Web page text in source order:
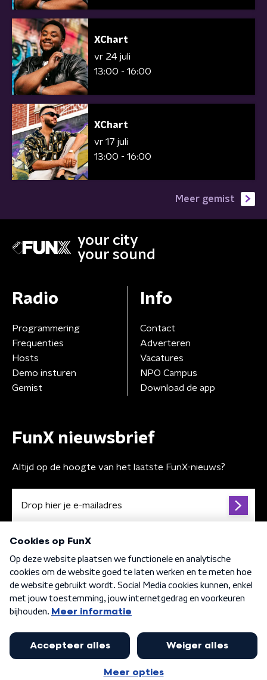
XChart
vr 24 juli
13:00 - 16:00
XChart
vr 17 juli
13:00 - 16:00
Meer gemist
your city
your sound
Radio
Programmering
Frequenties
Hosts
Demo insturen
Gemist
Info
Contact
Adverteren
Vacatures
NPO Campus
Download de app
FunX nieuwsbrief
Altijd op de hoogte van het laatste FunX-nieuws?
Algemene voorwaarden Privacybeleid